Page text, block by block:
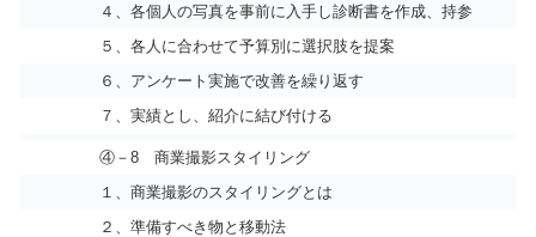
４、各個人の写真を事前に入手し診断書を作成、持参
５、各人に合わせて予算別に選択肢を提案
６、アンケート実施で改善を繰り返す
７、実績とし、紹介に結び付ける
④－8 商業撮影スタイリング
１、商業撮影のスタイリングとは
２、準備すべき物と移動法